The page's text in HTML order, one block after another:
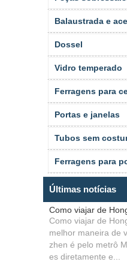
Dossel
Vidro temperado
Ferragens para
Portas e janelas
Tubos sem
Ferragens para
Últimas notícias
Como viajar de
Como viajar de
melhor maneira de
zhen é pelo metrô
es diretamente e...